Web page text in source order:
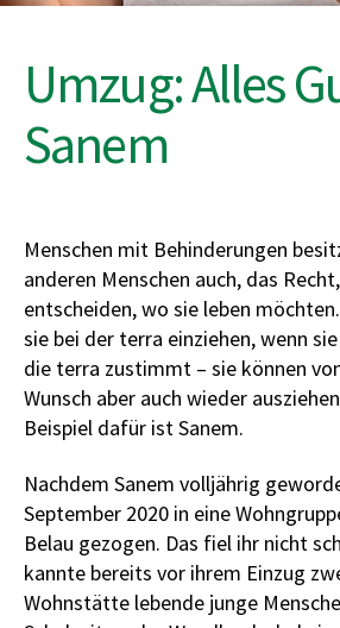
Umzug: Alles
Sanem
Menschen mit Behinderungen
anderen Menschen auch, das
entscheiden, wo sie leben
sie bei der terra einziehen, wenn
die terra zustimmt – sie können
Wunsch aber auch wieder
Beispiel dafür ist Sanem.
Nachdem Sanem volljährig
September 2020 in eine
Belau gezogen. Das fiel ihr nicht
kannte bereits vor ihrem Einzug
Wohnstätte lebende junge